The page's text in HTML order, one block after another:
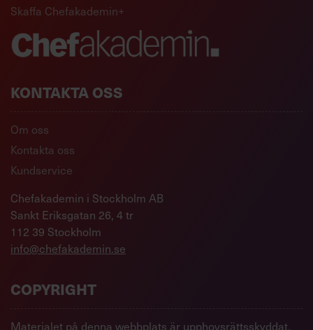
Skaffa Chefakademin+
KONTAKTA OSS
Om oss
Kontakta oss
Kundservice
Chefakademin i Stockholm AB
Sankt Eriksgatan 26, 4 tr
112 39 Stockholm
info@chefakademin.se
COPYRIGHT
Materialet på denna webbplats är upphovsrättsskyddat.